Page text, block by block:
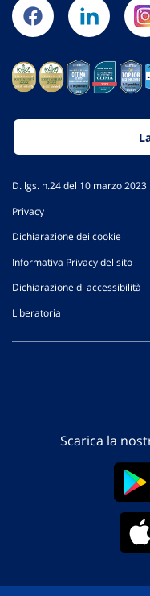
D. lgs. n.24 del 10 marzo 2023
Privacy
Dichiarazione dei cookie
Informativa Privacy del sito
Dichiarazione di accessibilità
Liberatoria
Scarica la